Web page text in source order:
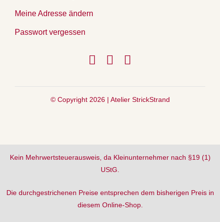
Meine Adresse ändern
Passwort vergessen
© Copyright 2026 | Atelier StrickStrand
Kein Mehrwertsteuerausweis, da Kleinunternehmer nach §19 (1)
UStG.
Die durchgestrichenen Preise entsprechen dem bisherigen Preis in
diesem Online-Shop.